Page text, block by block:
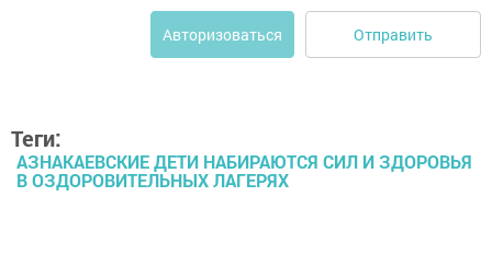
Авторизоваться Отправить
Теги:
АЗНАКАЕВСКИЕ ДЕТИ НАБИРАЮТСЯ СИЛ И ЗДОРОВЬЯ
В ОЗДОРОВИТЕЛЬНЫХ ЛАГЕРЯХ